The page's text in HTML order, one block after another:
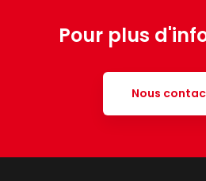
Pour plus
Nous